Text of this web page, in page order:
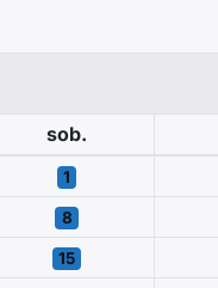
sob.
1
8
15